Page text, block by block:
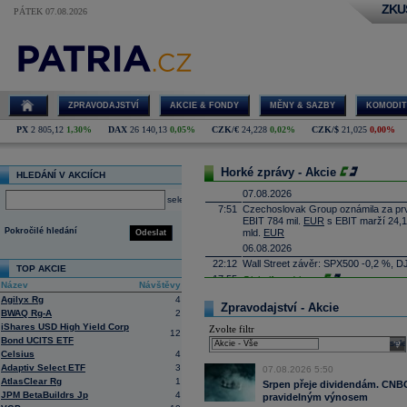
PÁTEK 07.08.2026
ZPRAVODAJSTVÍ AKCIE & FONDY MĚNY & SAZBY
PX 2 805,12 1,30% DAX 26 140,13 0,05% CZK/€ 24,228 0,02% CZK/$ 21,025 0,00%
HLEDÁNÍ V AKCIÍCH
select
Odeslat
Pokročilé hledání
TOP AKCIE
Název
Návštěvy
Agilyx Rg
4
BWAQ Rg-A
2
iShares USD High Yield Corp
Bond UCITS ETF
12
Celsius
4
Adaptiv Select ETF
3
AtlasClear Rg
1
JPM BetaBuildrs Jp
4
Horké zprávy - Akcie
07.08.2026
7:51
Czechoslovak Group oznámila za
EBIT 784 mil. EUR s EBIT marží
mld. EUR
06.08.2026
22:12 Wall Street závěr: SPX500 -0,2 %,
17:55 Globalfoundries...
17:25 Caterpillar- B......
17:10 Applovin -
16:55
Albemarle - Miz
propadl do ztráty 8,8 milionu
Obrat společnosti se loni
16:41 AMD- Rosenbla......
Zpravodajství - Akcie
Zvolte filtr
07.08.2026 5:50
Srpen přeje dividendám.
pravidelným výnosem